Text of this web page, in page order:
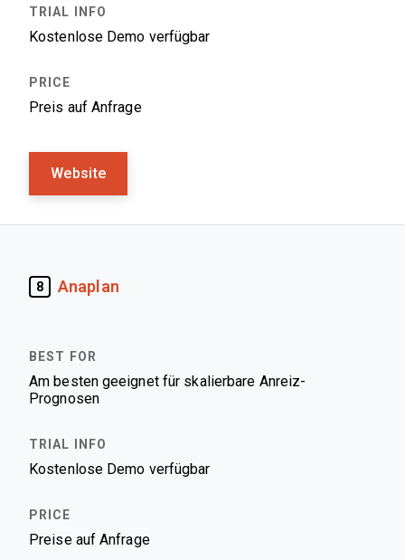
Kostenlose Demo verfügbar
Preis auf Anfrage
Website
8 Anaplan
Am besten geeignet für skalierbare Anreiz-
Prognosen
Kostenlose Demo verfügbar
Preise auf Anfrage